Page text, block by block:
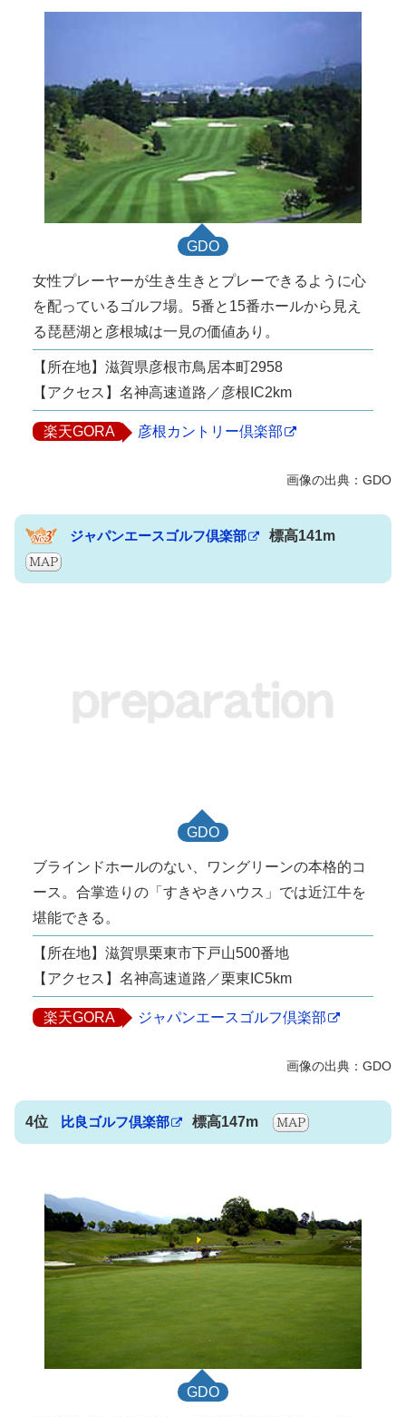
GDO
女性プレーヤーが生き生きとプレーできるように心
を配っているゴルフ場。5番と15番ホールから見え
る琵琶湖と彦根城は一見の価値あり。
【所在地】滋賀県彦根市鳥居本町2958
【アクセス】名神高速道路／彦根IC2km
楽天GORA 彦根カントリー倶楽部
ジャパンエースゴルフ倶楽部 標高141m
GDO
ブラインドホールのない、ワングリーンの本格的コ
ース。合掌造りの「すきやきハウス」では近江牛を
堪能できる。
【所在地】滋賀県栗東市下戸山500番地
【アクセス】名神高速道路／栗東IC5km
楽天GORA ジャパンエースゴルフ倶楽部
4位 比良ゴルフ倶楽部 標高147m
GDO